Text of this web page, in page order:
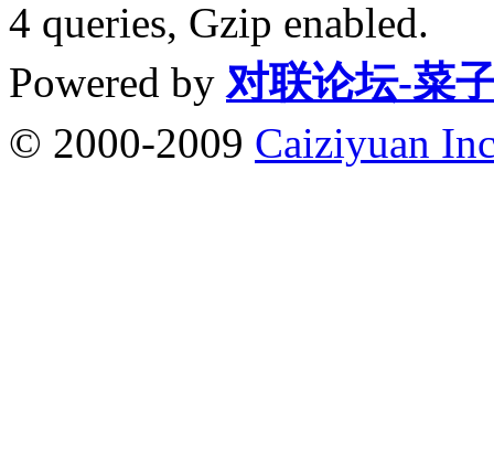
4 queries, Gzip enabled.
Powered by 对联论坛-菜
© 2000-2009 Caiziyuan